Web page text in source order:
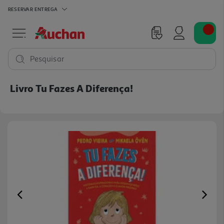
RESERVAR ENTREGA
Pesquisar
Livro Tu Fazes A Diferença!
Previous